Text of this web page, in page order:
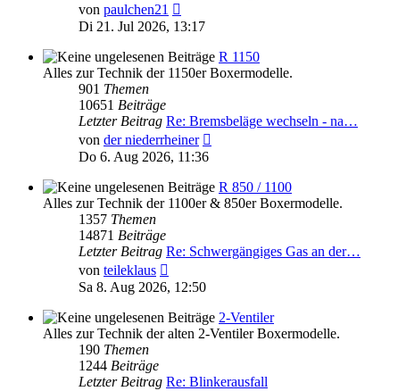
von paulchen21
Beitrag
Di 21. Jul 2026, 13:17
R 1150
Alles zur Technik der 1150er Boxermodelle.
901 Themen
10651 Beiträge
Letzter Beitrag Re: Bremsbeläge wechseln - na…
von der niederrheiner
Do 6. Aug 2026, 11:36
R 850 / 1100
Alles zur Technik der 1100er & 850er Boxermodelle.
1357 Themen
14871 Beiträge
Letzter Beitrag Re: Schwergängiges Gas an der…
von teileklaus
Beitrag
Sa 8. Aug 2026, 12:50
2-Ventiler
Alles zur Technik der alten 2-Ventiler Boxermodelle.
190 Themen
1244 Beiträge
Letzter Beitrag Re: Blinkerausfall